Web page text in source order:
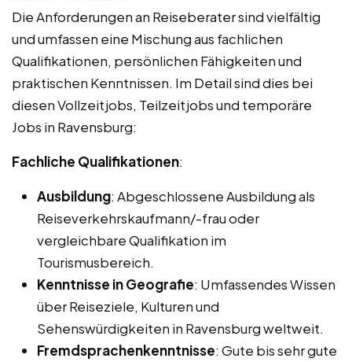
Die Anforderungen an Reiseberater sind vielfältig
und umfassen eine Mischung aus fachlichen
Qualifikationen, persönlichen Fähigkeiten und
praktischen Kenntnissen. Im Detail sind dies bei
diesen Vollzeitjobs, Teilzeitjobs und temporäre
Jobs in Ravensburg:
Fachliche Qualifikationen:
Ausbildung: Abgeschlossene Ausbildung als
Reiseverkehrskaufmann/-frau oder
vergleichbare Qualifikation im
Tourismusbereich.
Kenntnisse in Geografie: Umfassendes Wissen
über Reiseziele, Kulturen und
Sehenswürdigkeiten in Ravensburg weltweit.
Fremdsprachenkenntnisse: Gute bis sehr gute